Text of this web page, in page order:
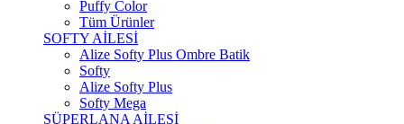
Puffy Color
Tüm Ürünler
SOFTY AİLESİ
Alize Softy Plus Ombre Batik
Softy
Alize Softy Plus
Softy Mega
SÜPERLANA AİLESİ